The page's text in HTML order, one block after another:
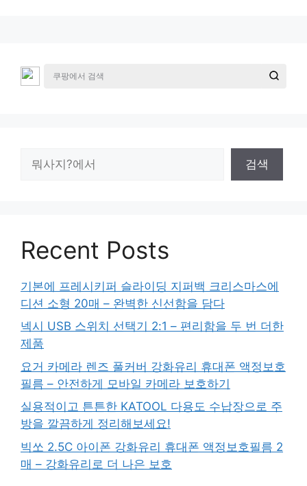
검색
Recent Posts
기본에 프레시키퍼 슬라이딩 지퍼백 크리스마스에
디션 소형 20매 – 완벽한 신선함을 담다
넥시 USB 스위치 선택기 2:1 – 편리함을 두 번 더한
제품
요거 카메라 렌즈 풀커버 강화유리 휴대폰 액정보호
필름 – 안전하게 모바일 카메라 보호하기
실용적이고 튼튼한 KATOOL 다용도 수납장으로 주
방을 깔끔하게 정리해보세요!
빅쏘 2.5C 아이폰 강화유리 휴대폰 액정보호필름 2
매 – 강화유리로 더 나은 보호